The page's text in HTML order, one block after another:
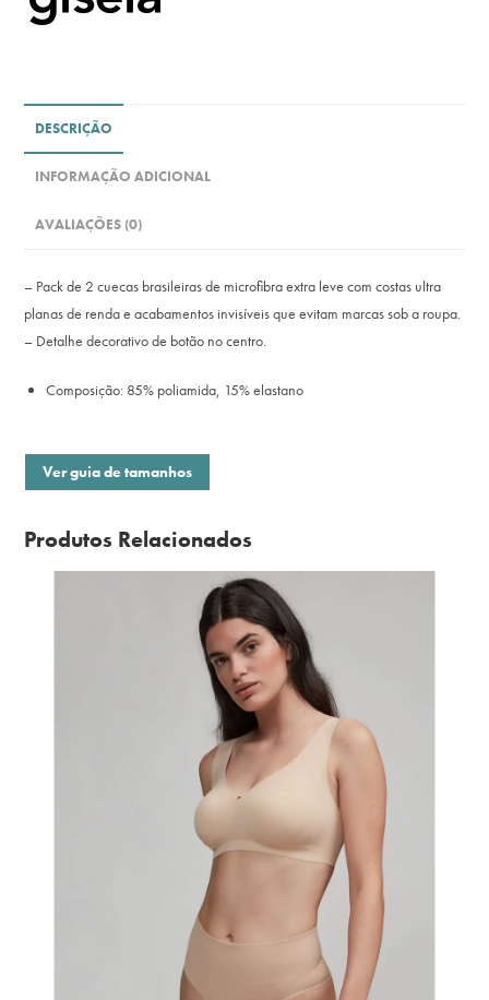
DESCRIÇÃO
INFORMAÇÃO ADICIONAL
AVALIAÇÕES (0)
– Pack de 2 cuecas brasileiras de microfibra extra leve com costas ultra
planas de renda e acabamentos invisíveis que evitam marcas sob a roupa.
– Detalhe decorativo de botão no centro.
Composição: 85% poliamida, 15% elastano
Ver guia de tamanhos
Produtos Relacionados